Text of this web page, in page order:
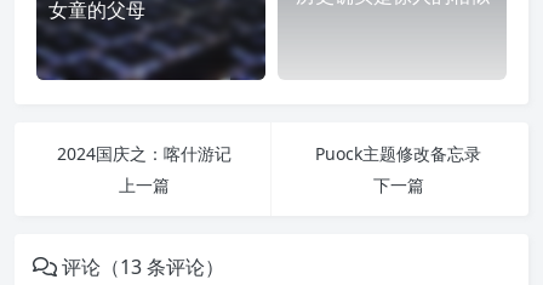
女童的父母
2024国庆之：喀什游记
上一篇
Puock主题修改备忘录
下一篇
评论（13 条评论）